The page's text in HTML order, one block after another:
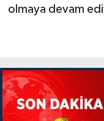
olmaya devam